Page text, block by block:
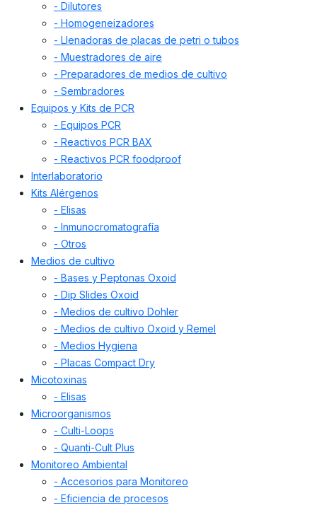
- Dilutores
- Homogeneizadores
- Llenadoras de placas de petri o tubos
- Muestradores de aire
- Preparadores de medios de cultivo
- Sembradores
Equipos y Kits de PCR
- Equipos PCR
- Reactivos PCR BAX
- Reactivos PCR foodproof
Interlaboratorio
Kits Alérgenos
- Elisas
- Inmunocromatografía
- Otros
Medios de cultivo
- Bases y Peptonas Oxoid
- Dip Slides Oxoid
- Medios de cultivo Dohler
- Medios de cultivo Oxoid y Remel
- Medios Hygiena
- Placas Compact Dry
Micotoxinas
- Elisas
Microorganismos
- Culti-Loops
- Quanti-Cult Plus
Monitoreo Ambiental
- Accesorios para Monitoreo
- Eficiencia de procesos